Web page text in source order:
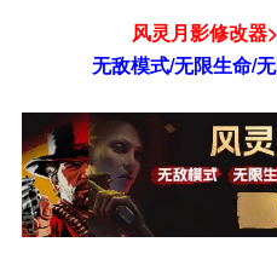
风灵月影修改器
无敌模式/无限生命/